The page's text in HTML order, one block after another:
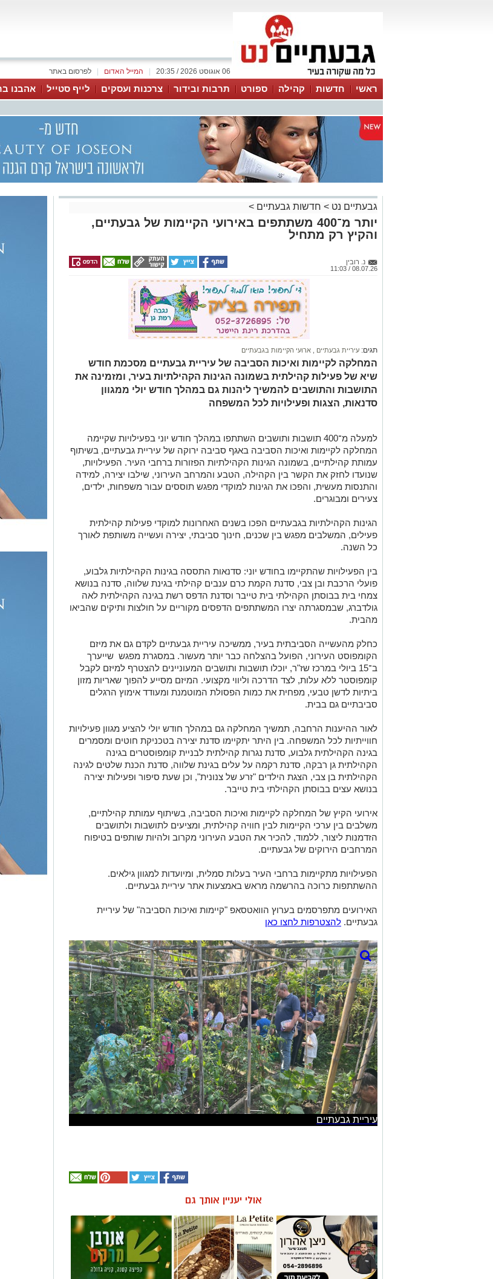
לפרסום באתר המייל האדום 06 אוגוסט 2026 / 20:35
ראשי חדשות קהילה ספורט תרבות ובידור צרכנות ועסקים לייף סטייל אהבנו
גבעתיים נט > חדשות גבעתיים >
יותר מ־400 משתתפים באירועי הקיימות של גבעתיים,
והקיץ רק מתחיל
נ. רובין
08.07.26 / 11:03
תגים: עיריית גבעתיים ארועי הקיימות בגבעתיים
המחלקה לקיימות ואיכות הסביבה של עיריית גבעתיים מסכמת חודש
שיא של פעילות קהילתית בשמונה הגינות הקהילתיות בעיר, ומזמינה את
התושבות והתושבים להמשיך ליהנות גם במהלך חודש יולי ממגוון
סדנאות, הצגות ופעילויות לכל המשפחה
למעלה מ־400 תושבות ותושבים השתתפו במהלך חודש יוני בפעילויות שקיימה
המחלקה לקיימות ואיכות הסביבה באגף סביבה ירוקה של עיריית גבעתיים, בשיתוף
עמותת קהילתיים, בשמונה הגינות הקהילתיות הפזורות ברחבי העיר. הפעילויות,
שנועדו לחזק את הקשר בין הקהילה, הטבע והמרחב העירוני, שילבו יצירה, למידה
והתנסות מעשית, והפכו את הגינות למוקדי מפגש תוססים עבור משפחות, ילדים,
צעירים ומבוגרים.
הגינות הקהילתיות בגבעתיים הפכו בשנים האחרונות למוקדי פעילות קהילתית
פעילים, המשלבים מפגש בין שכנים, חינוך סביבתי, יצירה ועשייה משותפת לאורך
כל השנה.
בין הפעילויות שהתקיימו בחודש יוני: סדנאות התססה בגינות הקהילתיות גלבוע,
פועלי הרכבת ובן צבי, סדנת הקמת כרם ענבים קהילתי בגינת שלווה, סדנה בנושא
צמחי בית בבוסתן הקהילתי בית טייבר וסדנת הדפס רשת בגינה הקהילתית לאה
גולדברג, שבמסגרתה יצרו המשתתפים הדפסים מקוריים על חולצות ותיקים שהביאו
מהבית.
כחלק מהעשייה הסביבתית בעיר, ממשיכה עיריית גבעתיים לקדם גם את מיזם
הקומפוסט העירוני, הפועל בהצלחה כבר יותר מעשור. במסגרת מפגש שייערך
ב־15 ביולי במרכז שז"ר, יוכלו תושבות ותושבים המעוניינים להצטרף למיזם לקבל
קומפוסטר ללא עלות, לצד הדרכה וליווי מקצועי. המיזם מסייע להפוך שאריות מזון
ביתיות לדשן טבעי, מפחית את כמות הפסולת המוטמנת ומעודד אימוץ הרגלים
סביבתיים גם בבית.
לאור ההיענות הרחבה, תמשיך המחלקה גם במהלך חודש יולי להציע מגוון פעילויות
חווייתיות לכל המשפחה. בין היתר יתקיימו סדנת יצירה בטכניקת חוטים ומסמרים
בגינה הקהילתית גלבוע, סדנת נגרות קהילתית לבניית קומפוסטרים בגינה
הקהילתית גן רבקה, סדנת רקמה על עלים בגינת שלווה, סדנת הכנת שלטים לגינה
הקהילתית בן צבי, הצגת הילדים "זרע של צנונית", וכן שעת סיפור ופעילות יצירה
בנושא עצים בבוסתן הקהילתי בית טייבר.
אירועי הקיץ של המחלקה לקיימות ואיכות הסביבה, בשיתוף עמותת קהילתיים,
משלבים בין ערכי הקיימות לבין חוויה קהילתית, ומציעים לתושבות ולתושבים
הזדמנות ליצור, ללמוד, להכיר את הטבע העירוני מקרוב ולהיות שותפים בטיפוח
המרחבים הירוקים של גבעתיים.
הפעילויות מתקיימות ברחבי העיר בעלות סמלית, ומיועדות למגוון גילאים.
ההשתתפות כרוכה בהרשמה מראש באמצעות אתר עיריית גבעתיים.
האירועים מתפרסמים בערוץ הוואטסאפ "קיימות ואיכות הסביבה" של עיריית
גבעתיים. להצטרפות לחצו כאן
עיריית גבעתיים
אולי יעניין אותך גם